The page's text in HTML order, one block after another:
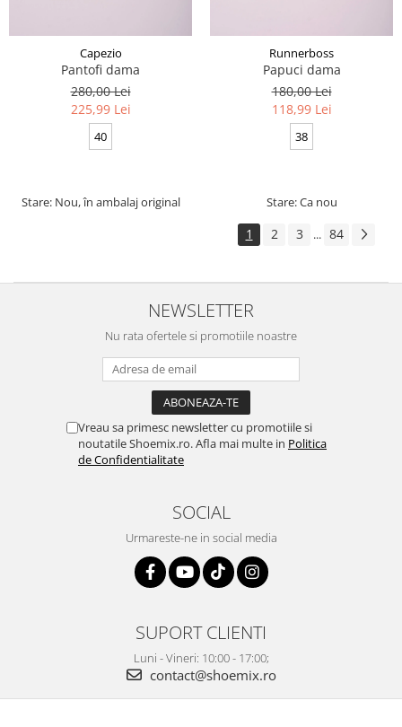
Capezio
Pantofi dama
280,00 Lei
225,99 Lei
40
Stare: Nou, în ambalaj original
Runnerboss
Papuci dama
180,00 Lei
118,99 Lei
38
Stare: Ca nou
1 2 3 ... 84
NEWSLETTER
Nu rata ofertele si promotiile noastre
Vreau sa primesc newsletter cu promotiile si
noutatile Shoemix.ro. Afla mai multe in Politica
de Confidentialitate
SOCIAL
Urmareste-ne in social media
SUPORT CLIENTI
Luni - Vineri: 10:00 - 17:00;
contact@shoemix.ro